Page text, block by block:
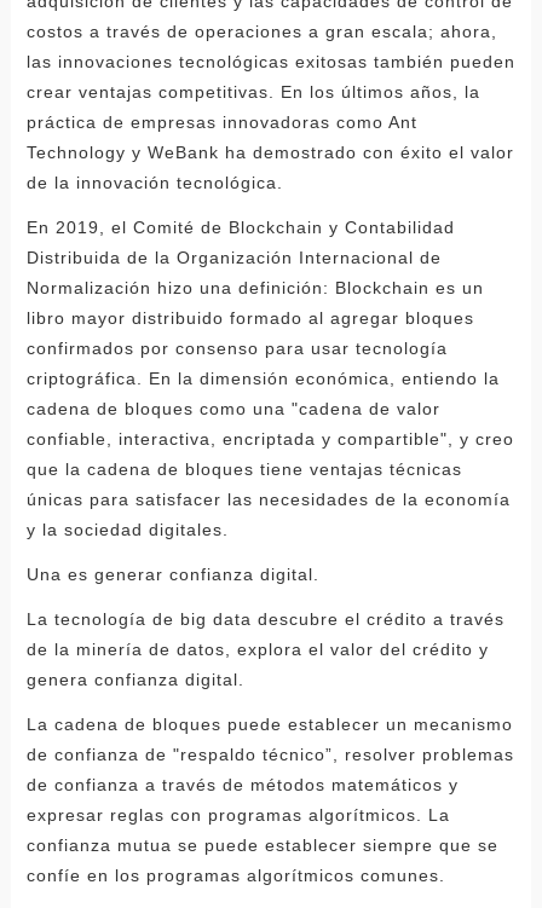
costos a través de operaciones a gran escala; ahora,
las innovaciones tecnológicas exitosas también pueden
crear ventajas competitivas. En los últimos años, la
práctica de empresas innovadoras como Ant
Technology y WeBank ha demostrado con éxito el valor
de la innovación tecnológica.
En 2019, el Comité de Blockchain y Contabilidad
Distribuida de la Organización Internacional de
Normalización hizo una definición: Blockchain es un
libro mayor distribuido formado al agregar bloques
confirmados por consenso para usar tecnología
criptográfica. En la dimensión económica, entiendo la
cadena de bloques como una "cadena de valor
confiable, interactiva, encriptada y compartible", y creo
que la cadena de bloques tiene ventajas técnicas
únicas para satisfacer las necesidades de la economía
y la sociedad digitales.
Una es generar confianza digital.
La tecnología de big data descubre el crédito a través
de la minería de datos, explora el valor del crédito y
genera confianza digital.
La cadena de bloques puede establecer un mecanismo
de confianza de "respaldo técnico”, resolver problemas
de confianza a través de métodos matemáticos y
expresar reglas con programas algorítmicos. La
confianza mutua se puede establecer siempre que se
confíe en los programas algorítmicos comunes.